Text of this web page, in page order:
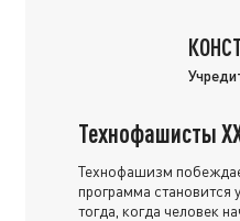
Технофашисты
Технофашизм
программа становится
тогда, когда человек